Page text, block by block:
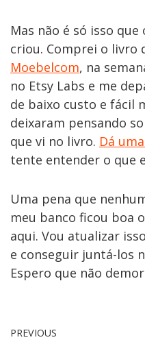
Mas não é só isso que
criou. Comprei o livro
Moebelcom, na
no Etsy Labs e me
de baixo custo e fácil
deixaram pensando
que vi no livro. Dá
tente entender o que
Uma pena que
meu banco ficou boa
aqui. Vou atualizar
e conseguir juntá-los
Espero que não
PREVIOUS